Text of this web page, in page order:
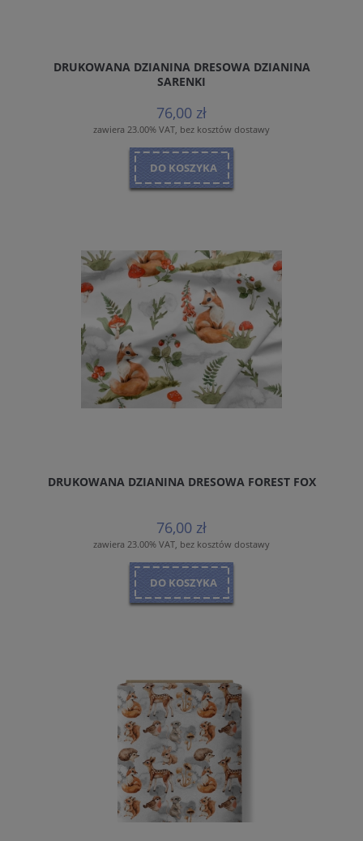
DRUKOWANA DZIANINA DRESOWA DZIANINA
SARENKI
76,00 zł
zawiera 23.00% VAT, bez kosztów dostawy
DO KOSZYKA
DRUKOWANA DZIANINA DRESOWA FOREST FOX
76,00 zł
zawiera 23.00% VAT, bez kosztów dostawy
DO KOSZYKA